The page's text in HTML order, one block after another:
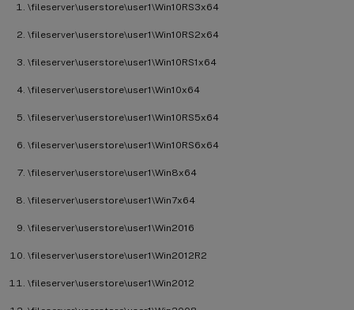
\fileserver\userstore\user1\Win10RS3x64
\fileserver\userstore\user1\Win10RS2x64
\fileserver\userstore\user1\Win10RS1x64
\fileserver\userstore\user1\Win10x64
\fileserver\userstore\user1\Win10RS5x64
\fileserver\userstore\user1\Win10RS6x64
\fileserver\userstore\user1\Win8x64
\fileserver\userstore\user1\Win7x64
\fileserver\userstore\user1\Win2016
\fileserver\userstore\user1\Win2012R2
\fileserver\userstore\user1\Win2012